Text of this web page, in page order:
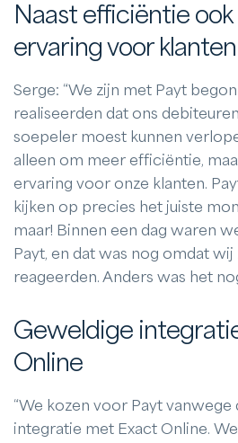
Naast efficiëntie
ervaring voor klanten
Serge: “We zijn met Payt
realiseerden dat ons
soepeler moest kunnen
alleen om meer efficiëntie,
ervaring voor onze klanten.
kijken op precies het juiste
maar! Binnen een dag waren
Payt, en dat was nog omdat wij
reageerden. Anders was het
Geweldige
Online
“We kozen voor Payt vanwege
integratie met Exact Online.